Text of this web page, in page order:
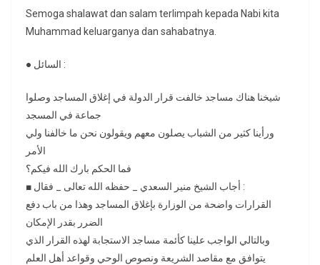
Semoga shalawat dan salam terlimpah kepada Nabi kita
Muhammad keluarganya dan sahabatnya.
● السائل :
شيخنا هناك مساجد خالفت قرار الدولة في إغلاق المساجد وصلوا
جماعة في المسجد
ورأينا كثير من الشباب يصلون معهم ويقولون نحن ما خالفنا ولي
الأمر
فما الحكم بارك الله فيكم؟
■ أجاب الشيخ منير السعدي _ حفظه الله تعالى _ فقال :
القرارات واضحة من الوزارة بإغلاق المساجد وهذا من باب دفع
الضرر بقدر الإمكان
وبالتالي الواجب علينا كأئمة مساجد الاستجابة لهذه القرار الذي
يتوافق مع مقاصد الشريعة ونصوص الوحي وقواعد أهل العلم